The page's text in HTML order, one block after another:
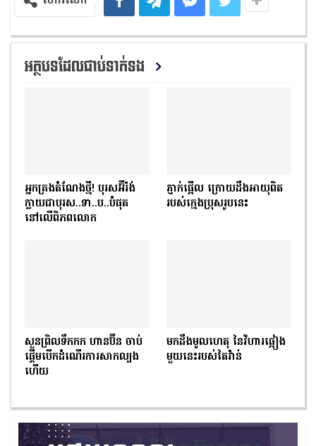
អត្ថបទដែលជាប់ទាក់ទង
អ្នកគ្រងតំណែងថ្មី! បុរសអ៊ីរ៉ង់
ក្លាយជាបុរស..ទា..ប..បំផុត
នៅលើពិភពលោក
ភ្ញាក់ផ្អើល ក្រោយដឹងអាយុពិត
របស់ក្មេងប្រុសរូបនេះ
សួនព្រិលទឹកកក ហានប៊ីន ចាប់
ផ្ដើមបើកដំណើរការសាកល្បង
ហើយ
មកដឹងមូលហេតុ នៃវិហារផ្អៀង
មួយនេះរបស់តៃវ៉ាន់